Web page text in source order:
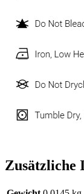
Zusätzliche